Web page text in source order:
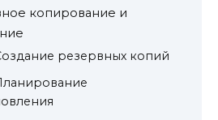
копирование и
резервных копий